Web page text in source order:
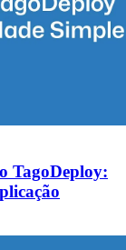
TagoDeploy: